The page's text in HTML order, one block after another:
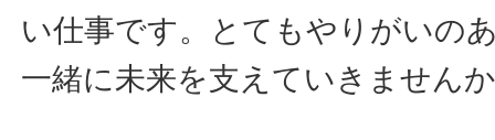
い仕事です。とてもやりがいの
一緒に未来を支えていきません